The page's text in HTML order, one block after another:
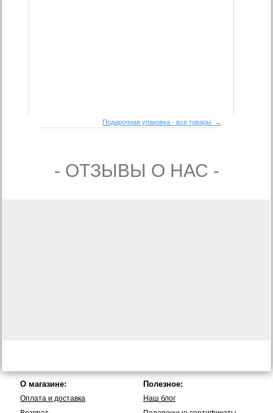
Подарочная упаковка - все товары →
- ОТЗЫВЫ О НАС -
О магазине:
Оплата и доставка
Полезное:
Наш блог